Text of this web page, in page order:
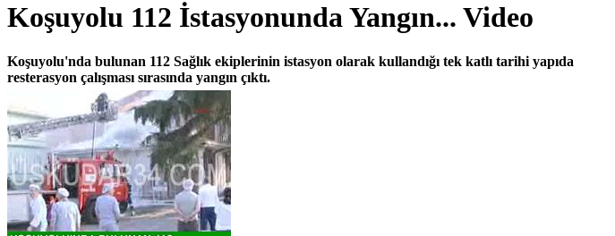
Koşuyolu 112 İstasyonunda Yangın... Video
Koşuyolu'nda bulunan 112 Sağlık ekiplerinin istasyon olarak kullandığı tek katlı tarihi yapıda
resterasyon çalışması sırasında yangın çıktı.